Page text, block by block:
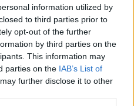
information utilized by
to third parties prior to
opt-out of the further
by third parties on the
This information may
parties on the IAB’s List of
further disclose it to other